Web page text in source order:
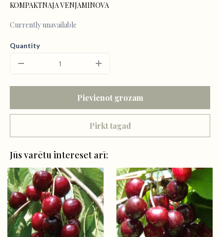
KOMPAKTNAJA VENJAMINOVA
Currently unavailable
Quantity
Pievienot grozam
Pirkt tagad
Jūs varētu intereset arī: